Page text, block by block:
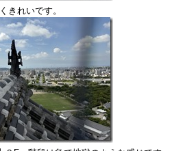
きれいです。